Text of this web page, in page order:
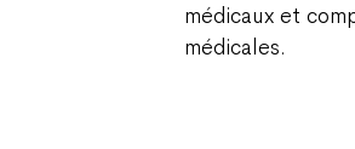
médicaux et
médicales.